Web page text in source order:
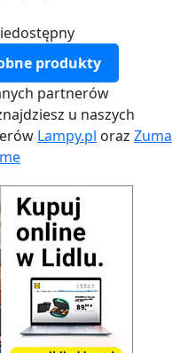
produkty
partnerów
u naszych
Lampy.pl oraz Zuma